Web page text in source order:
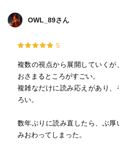
OWL_89さん
5
複数の視点から展開していくが
おさまるところがすごい。
複雑なだけに読み応えがあり、
ろい。
数年ぶりに読み直したら、ぶ
みおわってしまった。